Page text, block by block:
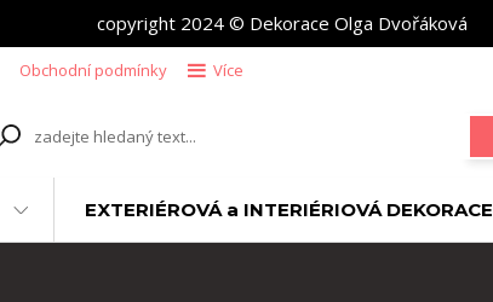
copyright 2024 © Dekorace Olga Dvořáková
Obchodní podmínky Více
EXTERIÉROVÁ a INTERIÉRIOVÁ DEKORACE